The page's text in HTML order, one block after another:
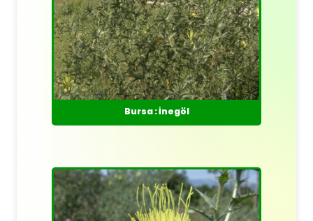
Bursa : İnegöl